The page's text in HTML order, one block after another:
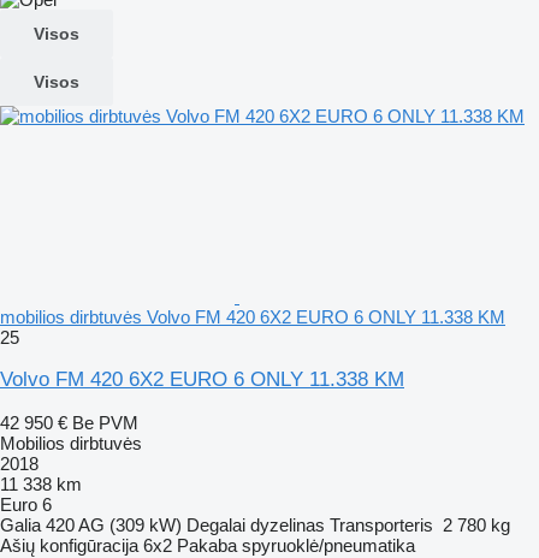
Visos
Visos
mobilios dirbtuvės Volvo FM 420 6X2 EURO 6 ONLY 11.338 KM
25
Volvo FM 420 6X2 EURO 6 ONLY 11.338 KM
42 950 € Be PVM
Mobilios dirbtuvės
2018
11 338 km
Euro 6
Galia 420 AG (309 kW) Degalai dyzelinas Transporteris 2 780 kg
Ašių konfigūracija 6x2 Pakaba spyruoklė/pneumatika